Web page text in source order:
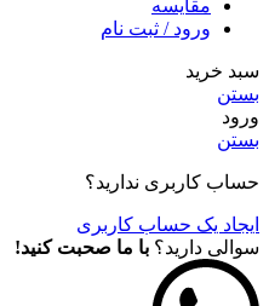
مقايسه
ورود / ثبت نام
سبد خرید
بستن
ورود
بستن
حساب کاربری ندارید؟
ایجاد یک حساب کاربری
سوالی دارید؟ با ما صحبت کنید!